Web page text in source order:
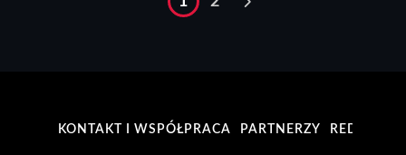
KONTAKT I WSPÓŁPRACA PARTNERZY REDAKCJA